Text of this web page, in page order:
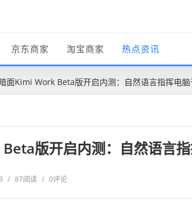
京东商家 淘宝商家 热点资讯
面Kimi Work Beta版开启内测：自然语言指挥电
版开启内测：自然语言
/ 87阅读 / 0评论